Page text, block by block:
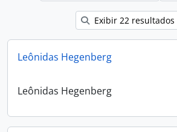
Exibir 22
Leônidas Hegenberg
Leônidas Hegenberg